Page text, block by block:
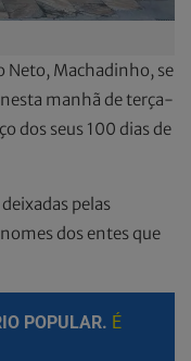
Neto, Machadinho, se
manhã de terça-
dos seus 100 dias de
pelas
dos entes que
POPULAR. É